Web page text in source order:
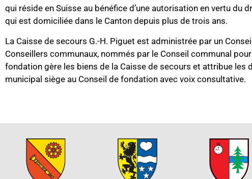
qui réside en Suisse au bénéfice d’une autorisation en vertu du
qui est domiciliée dans le Canton depuis plus de trois ans.
La Caisse de secours G.-H. Piguet est administrée par un
Conseillers communaux, nommés par le Conseil communal
fondation gère les biens de la Caisse de secours et attribue les
municipal siège au Conseil de fondation avec voix consultative.